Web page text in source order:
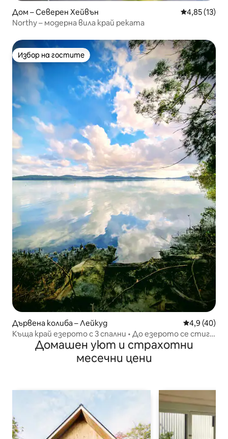
Дом – Северен Хейвън Средна
4,85 (13)
Northy – модерна вила край реката
Избор на гостите
Избор на гостите
Дървена колиба – Лейкуд Средна
4,9 (40)
Къща край езерото с 3 спални • До езерото се стига
Домашен уют и страхотни
месечни цени